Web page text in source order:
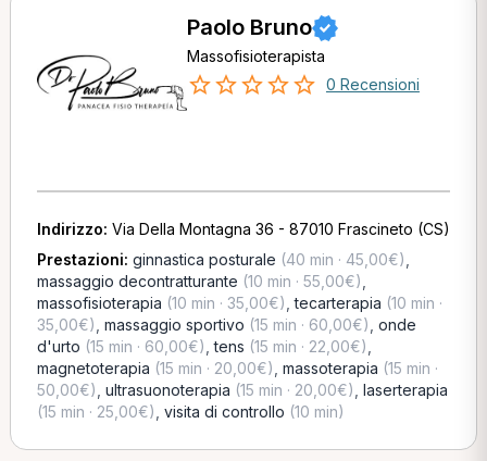
Paolo Bruno
Massofisioterapista
0 Recensioni
Indirizzo: Via Della Montagna 36 - 87010 Frascineto (CS)
Prestazioni: ginnastica posturale (40 min · 45,00€)
massaggio decontratturante (10 min · 55,00€)
massofisioterapia (10 min · 35,00€) ,tecarterapia (10 min ·
35,00€) massaggio sportivo (15 min · 60,00€) onde
d'urto (15 min · 60,00€) ,tens (15 min · 22,00€)
magnetoterapia (15 min · 20,00€) massoterapia (15 min ·
50,00€) ultrasuonoterapia (15 min · 20,00€) laserterapia
(15 min · 25,00€) visita di controllo (10 min)